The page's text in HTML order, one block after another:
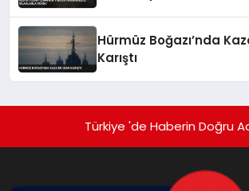
Hürmüz Boğazı’nda
Karıştı
Türkiye 'de Haberin Doğru